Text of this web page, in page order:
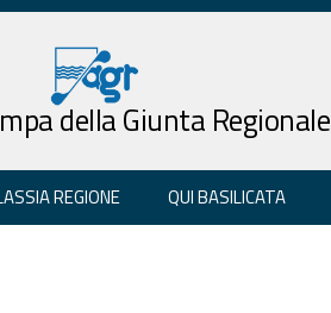
della Giunta Regionale
REGIONE QUI BASILICATA